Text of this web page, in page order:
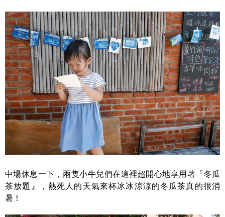
中場休息一下，兩隻小牛兒們在這裡超開心地享用著『冬瓜
茶放題』，熱死人的天氣來杯冰冰涼涼的冬瓜茶真的很消
暑！